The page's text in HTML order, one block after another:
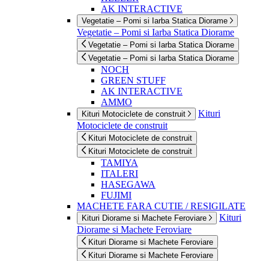
AK INTERACTIVE
Vegetatie – Pomi si Iarba Statica Diorame
Vegetatie – Pomi si Iarba Statica Diorame
Vegetatie – Pomi si Iarba Statica Diorame
Vegetatie – Pomi si Iarba Statica Diorame
NOCH
GREEN STUFF
AK INTERACTIVE
AMMO
Kituri Motociclete de construit
Kituri
Motociclete de construit
Kituri Motociclete de construit
Kituri Motociclete de construit
TAMIYA
ITALERI
HASEGAWA
FUJIMI
MACHETE FARA CUTIE / RESIGILATE
Kituri Diorame si Machete Feroviare
Kituri
Diorame si Machete Feroviare
Kituri Diorame si Machete Feroviare
Kituri Diorame si Machete Feroviare